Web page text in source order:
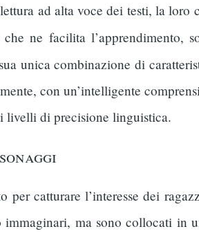
ad alta voce dei testi, la
ne facilita l’apprendimento,
unica combinazione di
con un’intelligente
livelli di precisione linguistica.
per catturare l’interesse dei
ma sono collocati in